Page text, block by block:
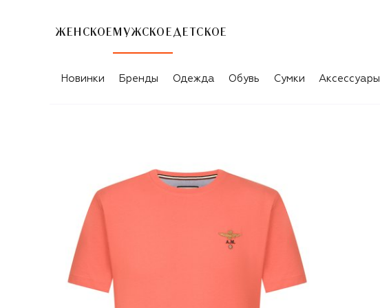
ЖЕНСКОЕ МУЖСКОЕ ДЕТСКОЕ
Новинки Бренды Одежда Обувь Сумки Аксессуары